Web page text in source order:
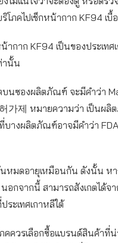
โภคไปเช็กหน้ากาก KF94 เ
ากาก KF94 เป็นของประเท
านั้น
บนซองผลิตภัณฑ์ จะมีคำว่า
가제 หมายความว่า เป็นผลิ
างผลิตภัณฑ์อาจมีคำว่า
หมดอายุเหมือนกัน ดังนั้น ห
อกจากนี้ สามารถสังเกตได้
ะเทศเกาหลีใต้
คควรเลือกซื้อแบรนด์สินค้าที่